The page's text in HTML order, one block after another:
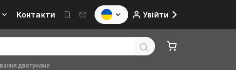
Контакти Увійти
двигунами